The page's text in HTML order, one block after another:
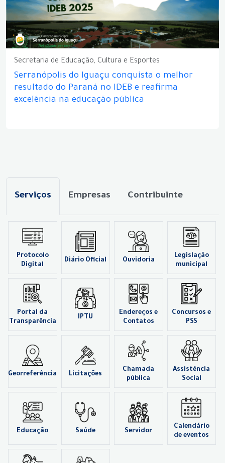
Secretaria de Educação, Cultura e Esportes
Serranópolis do Iguaçu conquista o melhor
resultado do Paraná no IDEB e reafirma
excelência na educação pública
Serviços Empresas Contribuinte
Protocolo
Digital
Diário Oficial Ouvidoria
Legislação
municipal
Portal da
Transparência
IPTU
Endereços e
Contatos
Concursos e
PSS
Georreferência Licitações
Chamada
pública
Assistência
Social
Educação Saúde Servidor
Calendário
de eventos